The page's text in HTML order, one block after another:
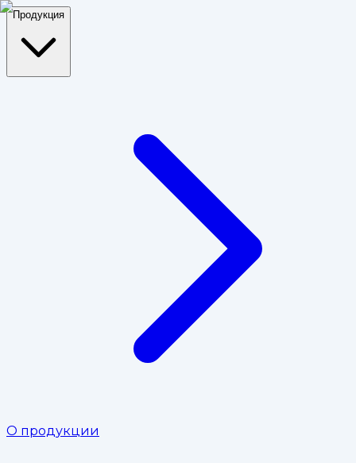
Продукция
О продукции